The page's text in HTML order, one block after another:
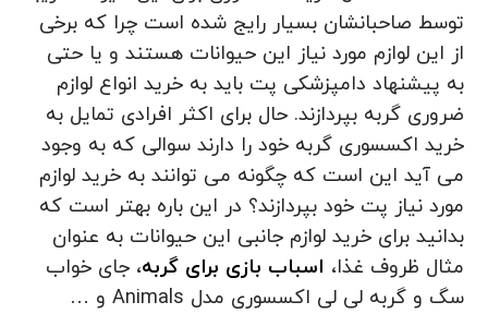
توسط صاحبانشان بسیار رایج شده است چرا که برخی
از این لوازم مورد نیاز این حیوانات هستند و یا حتی
به پیشنهاد دامپزشکی پت باید به خرید انواع لوازم
ضروری گربه بپردازند. حال برای اکثر افرادی تمایل به
خرید اکسسوری گربه خود را دارند سوالی که به وجود
می آید این است که چگونه می توانند به خرید لوازم
مورد نیاز پت خود بپردازند؟ در این باره بهتر است که
بدانید برای خرید لوازم جانبی این حیوانات به عنوان
مثال ظروف غذا، اسباب بازی برای گربه، جای خواب
سگ و گربه لی لی اکسسوری مدل Animals و …